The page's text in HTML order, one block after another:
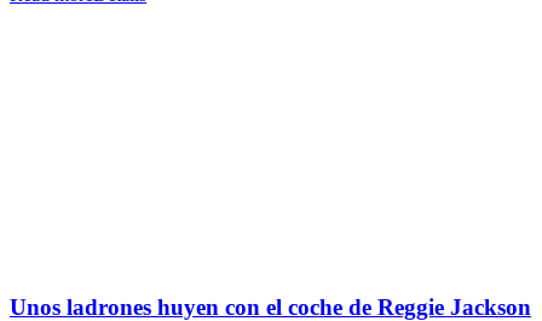
Unos ladrones huyen con el coche de Reggie Jackson